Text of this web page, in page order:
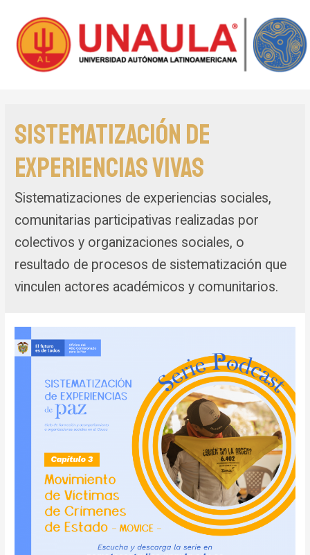
Sistematización de
Experiencias Vivas
Sistematizaciones de experiencias sociales,
comunitarias participativas realizadas por
colectivos y organizaciones sociales, o
resultado de procesos de sistematización que
vinculen actores académicos y comunitarios.